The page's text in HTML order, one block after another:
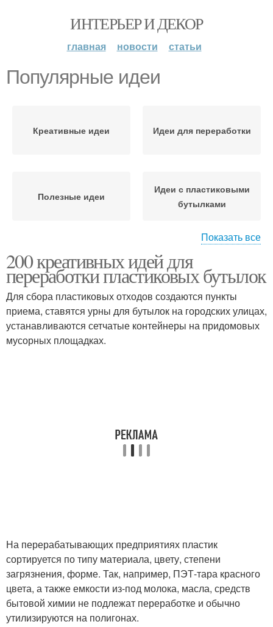
ИНТЕРЬЕР И ДЕКОР
главная новости статьи
Популярные идеи
Креативные идеи Идеи для переработки
Полезные идеи
Идеи с пластиковыми
бутылками
Уникальные идеи Простые идеи
Показать все
200 креативных идей для
переработки пластиковых бутылок
Для сбора пластиковых отходов создаются пункты
приема, ставятся урны для бутылок на городских улицах,
устанавливаются сетчатые контейнеры на придомовых
мусорных площадках.
На перерабатывающих предприятиях пластик
сортируется по типу материала, цвету, степени
загрязнения, форме. Так, например, ПЭТ-тара красного
цвета, а также емкости из-под молока, масла, средств
бытовой химии не подлежат переработке и обычно
утилизируются на полигонах.